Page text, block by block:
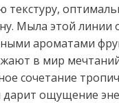
Мыла этой линии
ароматами
в мир
сочетание
дарит ощущение